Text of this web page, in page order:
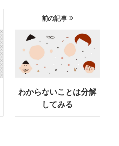
前の記事
わからないことは分解
してみる